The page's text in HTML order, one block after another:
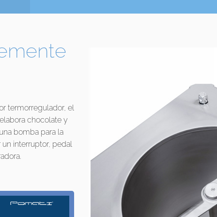
termorregulador, el
chocolate y
bomba para la
interruptor, pedal